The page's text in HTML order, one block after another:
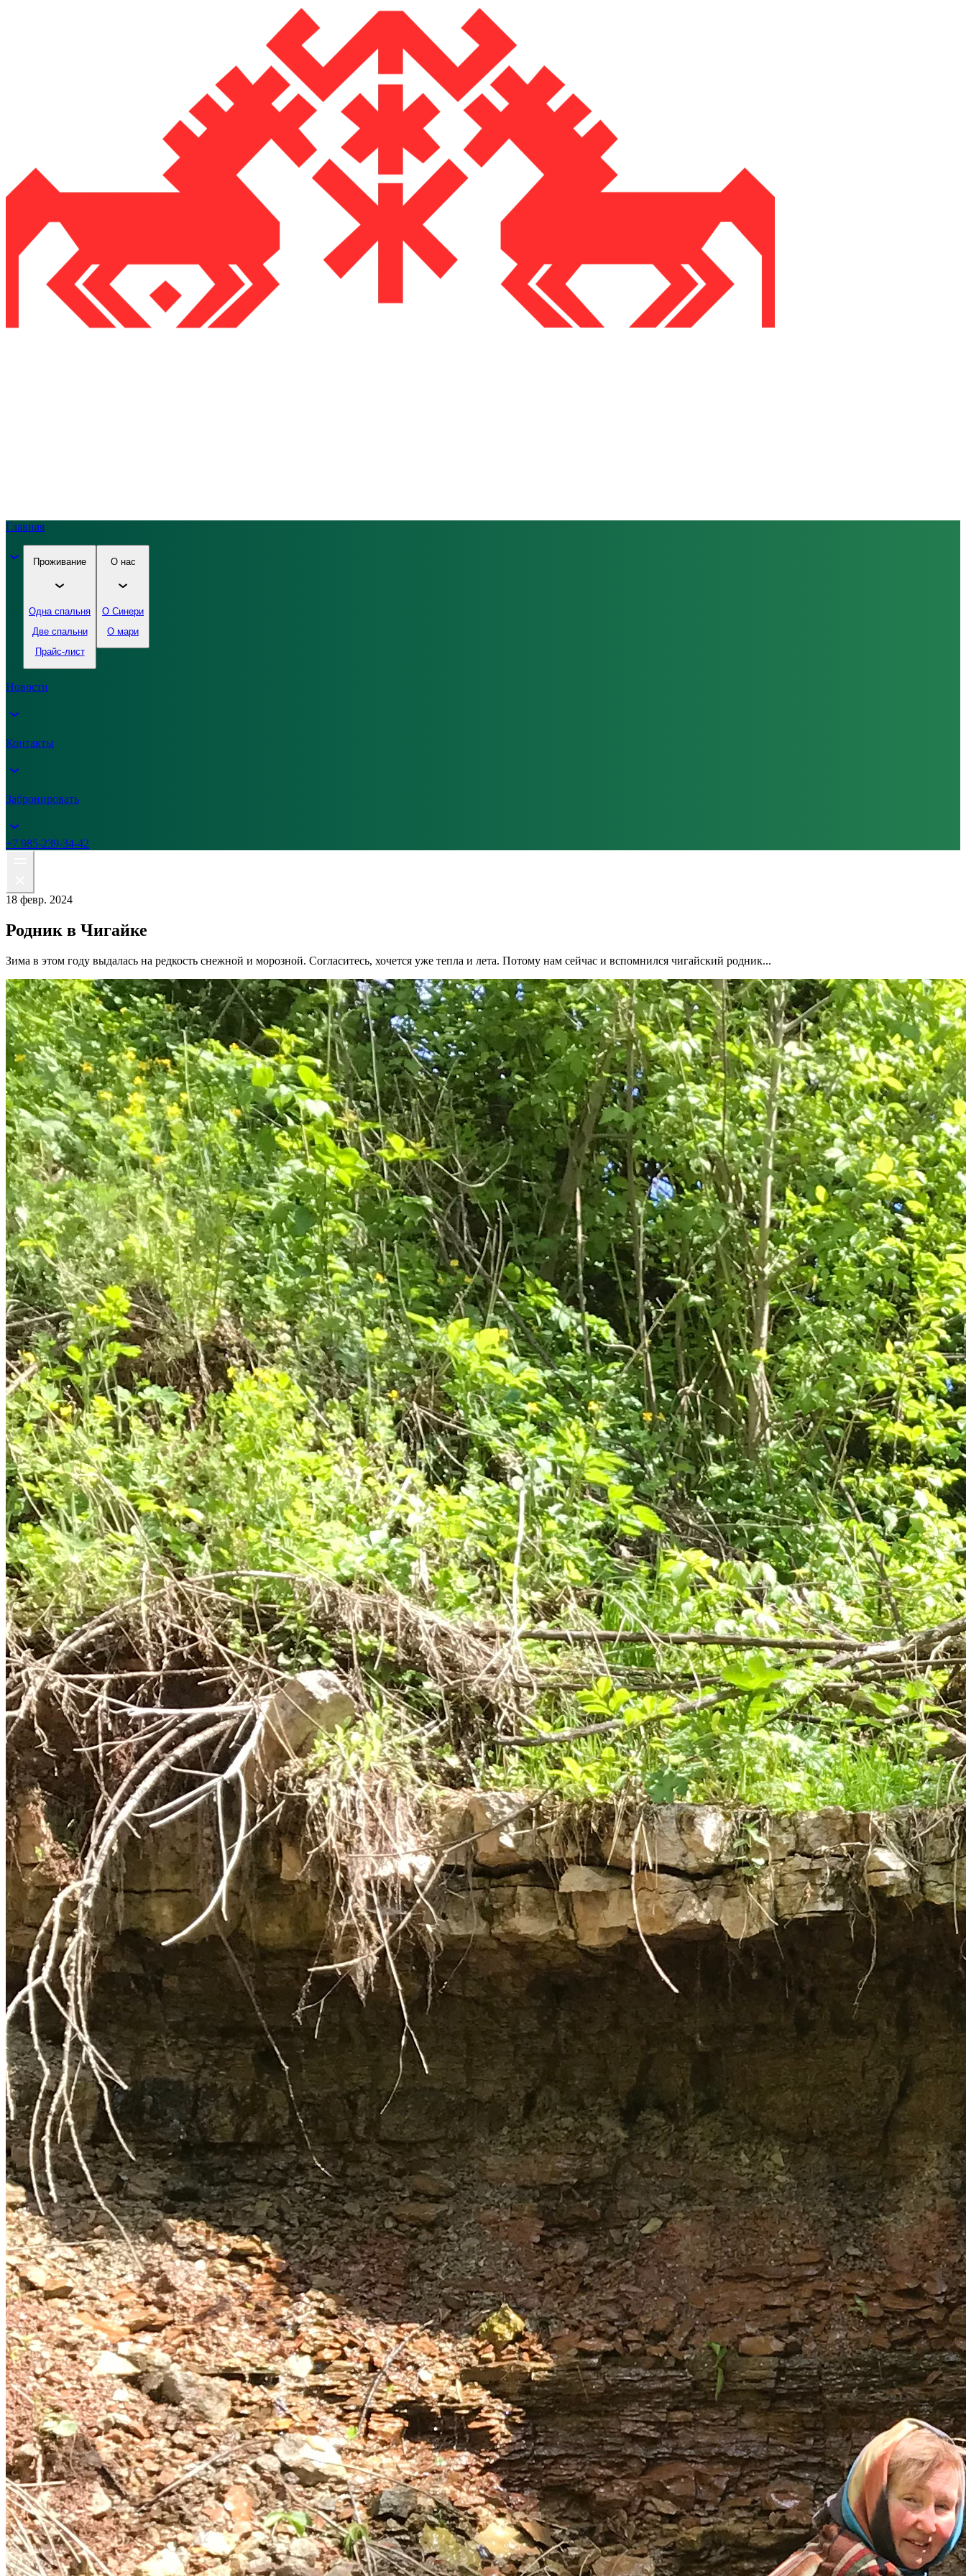
Главная
Проживание
Одна спальня
Две спальни
Прайс-лист
О нас
О Синери
О мари
Новости
Контакты
Забронировать
+7 985-239-34-42
18 февр. 2024
Родник в Чигайке
Зима в этом году выдалась на редкость снежной и морозной. Согласитесь, хочется уже тепла и лета. Потому нам сейчас и вспомнился чигайский родник...